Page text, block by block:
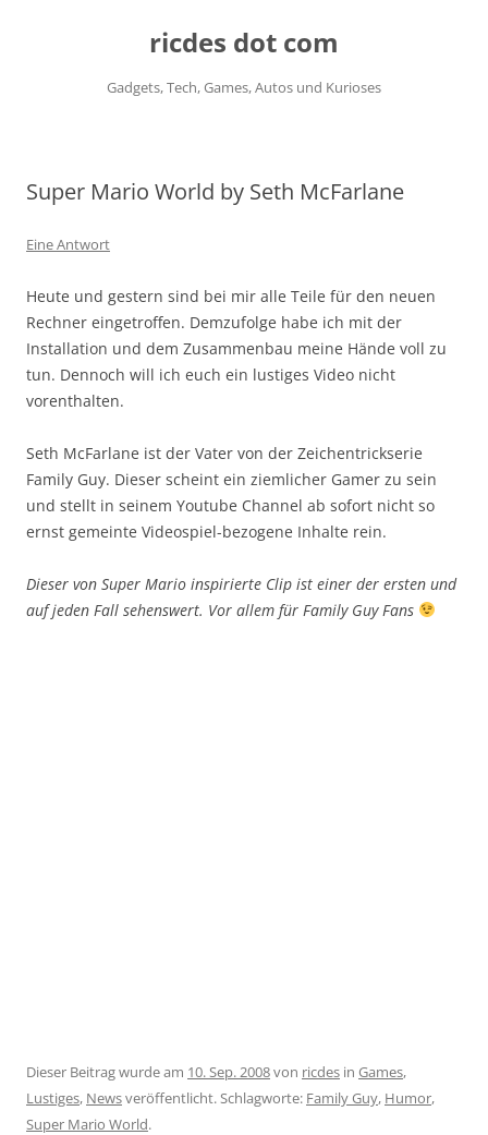
ricdes dot com
Gadgets, Tech, Games, Autos und Kurioses
Super Mario World by Seth McFarlane
Eine Antwort
Heute und gestern sind bei mir alle Teile für den neuen
Rechner eingetroffen. Demzufolge habe ich mit der
Installation und dem Zusammenbau meine Hände voll zu
tun. Dennoch will ich euch ein lustiges Video nicht
vorenthalten.
Seth McFarlane ist der Vater von der Zeichentrickserie
Family Guy. Dieser scheint ein ziemlicher Gamer zu sein
und stellt in seinem Youtube Channel ab sofort nicht so
ernst gemeinte Videospiel-bezogene Inhalte rein.
Dieser von Super Mario inspirierte Clip ist einer der ersten und
auf jeden Fall sehenswert. Vor allem für Family Guy Fans
Dieser Beitrag wurde am 10. Sep. 2008von ricdes in Games,
Lustiges, Newsveröffentlicht. Schlagworte: Family Guy, Humor,
Super Mario World.